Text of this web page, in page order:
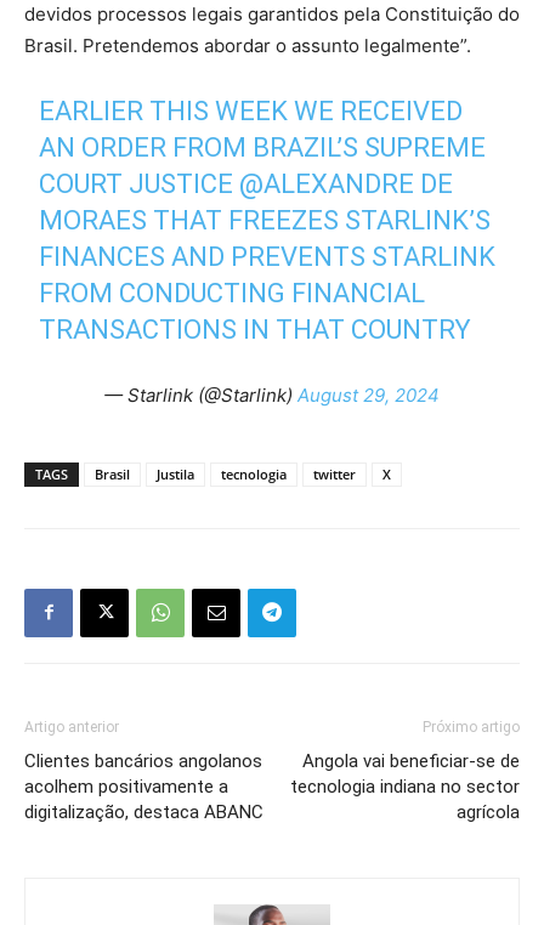
devidos processos legais garantidos pela Constituição do
Brasil. Pretendemos abordar o assunto legalmente”.
EARLIER THIS WEEK WE RECEIVED
AN ORDER FROM BRAZIL’S SUPREME
COURT JUSTICE @ALEXANDRE DE
MORAES THAT FREEZES STARLINK’S
FINANCES AND PREVENTS STARLINK
FROM CONDUCTING FINANCIAL
TRANSACTIONS IN THAT COUNTRY
— Starlink (@Starlink) August 29, 2024
TAGS Brasil Justila tecnologia twitter X
Artigo anterior
Clientes bancários angolanos
acolhem positivamente a
digitalização, destaca ABANC
Próximo artigo
Angola vai beneficiar-se de
tecnologia indiana no sector
agrícola